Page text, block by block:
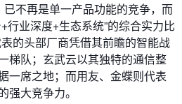
不再是单一产品功能的竞争，而
行业深度+生态系统”的综合实力比
的头部厂商凭借其前瞻的智能战
梯队；玄武云以其独特的通信整
一席之地；而用友、金蝶则代表
强大竞争力。